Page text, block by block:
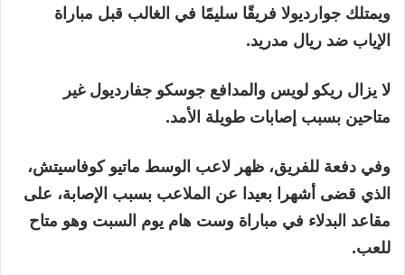
ويمتلك جوارديولا فريقًا سليمًا في الغالب قبل مباراة
الإياب ضد ريال مدريد.
لا يزال ريكو لويس والمدافع جوسكو جفارديول غير
متاحين بسبب إصابات طويلة الأمد.
وفي دفعة للفريق، ظهر لاعب الوسط ماتيو كوفاسيتش،
الذي قضى أشهرا بعيدا عن الملاعب بسبب الإصابة، على
مقاعد البدلاء في مباراة وست هام يوم السبت وهو متاح
للعب.